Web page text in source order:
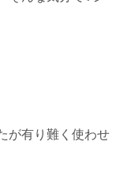
が有り難く使わせ